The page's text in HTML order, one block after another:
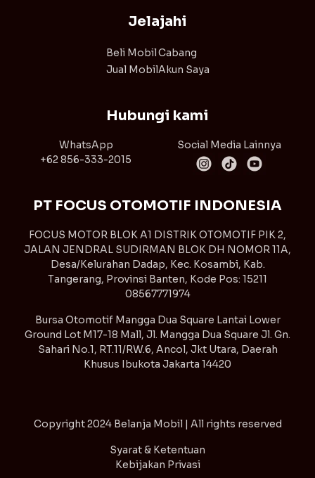
Jelajahi
Beli Mobil
Jual Mobil
Cabang
Akun Saya
Hubungi kami
WhatsApp
+62 856-333-2015
Social Media Lainnya
PT FOCUS OTOMOTIF INDONESIA
FOCUS MOTOR BLOK A1 DISTRIK OTOMOTIF PIK 2,
JALAN JENDRAL SUDIRMAN BLOK DH NOMOR 11A,
Desa/Kelurahan Dadap, Kec. Kosambi, Kab.
Tangerang, Provinsi Banten, Kode Pos: 15211
08567771974
Bursa Otomotif Mangga Dua Square Lantai Lower
Ground Lot M17-18 Mall, Jl. Mangga Dua Square Jl. Gn.
Sahari No.1, RT.11/RW.6, Ancol, Jkt Utara, Daerah
Khusus Ibukota Jakarta 14420
Copyright2024 Belanja Mobil | All rights reserved
Syarat & Ketentuan
Kebijakan Privasi